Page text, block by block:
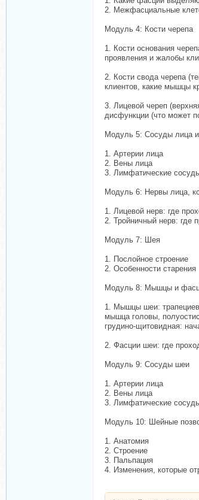
2. Межфасциальные
Модуль 4: Кости черепа
1. Кости основания
проявления и жалобы
2. Кости свода черепа
клиентов, какие мышцы
3. Лицевой череп
дисфункции (что может
Модуль 5: Сосуды лица
1. Артерии лица
2. Вены лица
3. Лимфатические
Модуль 6: Нервы лица,
1. Лицевой нерв: где
2. Тройничный нерв: где
Модуль 7: Шея
1. Послойное строение
2. Особенности старения
Модуль 8: Мышцы и
1. Мышцы шеи:
мышца головы,
грудино-щитовидная:
2. Фасции шеи: где
Модуль 9: Сосуды шеи
1. Артерии лица
2. Вены лица
3. Лимфатические
Модуль 10: Шейные
1. Анатомия
2. Строение
3. Пальпация
4. Изменения, которые